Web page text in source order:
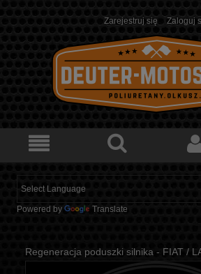
Zarejestruj się Zaloguj
Powered by Translate
Regeneracja poduszki silnika - FIAT /